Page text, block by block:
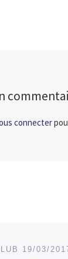
connecter
19/03/